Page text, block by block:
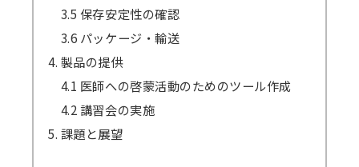
3.5 保存安定性の確認
3.6 パッケージ・輸送
4. 製品の提供
4.1 医師への啓蒙活動のためのツール作成
4.2 講習会の実施
5. 課題と展望